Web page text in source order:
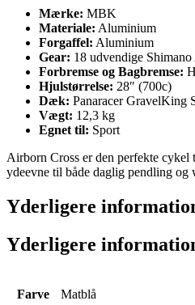
Mærke: MBK
Materiale: Aluminium
Forgaffel: Aluminium
Gear: 18 udvendige
Forbremse og Bagbremse:
Hjulstørrelse: 28″ (700c)
Dæk: Panaracer GravelKing
Vægt: 12,3 kg
Egnet til: Sport
Airborn Cross er den perfekte
ydeevne til både daglig pendling og
Yderligere
Yderligere
Farve Matblå